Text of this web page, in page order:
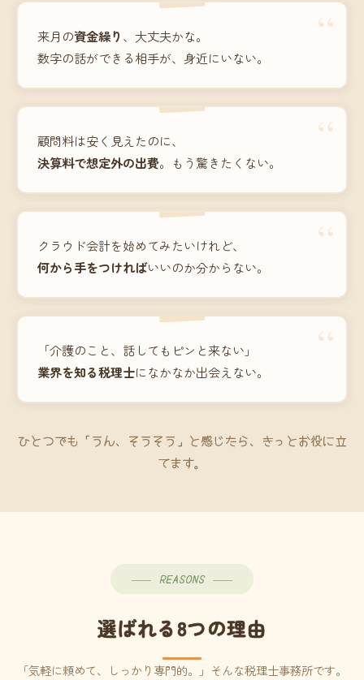
“
来月の資金繰り 、大丈夫かな。
数字の話ができる相手が、身近にいない。
“
顧問料は安く見えたのに、
決算料で想定外の出費。もう驚きたくない。
“
クラウド会計を始めてみたいけれど、
何から手をつければいいのか分からない。
“
「介護のこと、話してもピンと来ない」
業界を知る税理士になかなか出会えない。
ひとつでも「うん、そうそう」と感じたら、きっとお役に立
てます。
REASONS
選ばれる8つの理由
「気軽に頼めて、しっかり専門的。」そんな税理士事務所です。